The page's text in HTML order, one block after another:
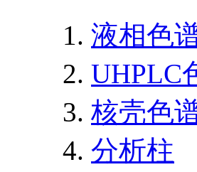
液相色
UHPLC
核壳色
分析柱